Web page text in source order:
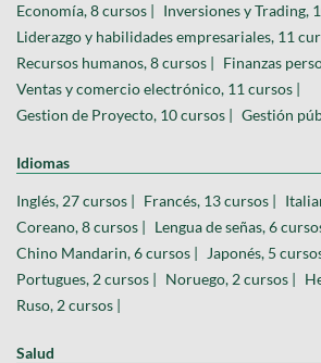
Economía, 8 cursos |
Inversiones y Trading,
Liderazgo y habilidades empresariales, 11
Recursos humanos, 8 cursos |
Finanzas
Ventas y comercio electrónico, 11 cursos |
Gestion de Proyecto, 10 cursos |
Gestión
Idiomas
Inglés, 27 cursos | Francés, 13 cursos |
Coreano, 8 cursos |
Lengua de señas, 6 cursos
Chino Mandarin, 6 cursos |
Japonés, 5 cursos
Portugues, 2 cursos |
Noruego, 2 cursos |
Ruso, 2 cursos |
Salud